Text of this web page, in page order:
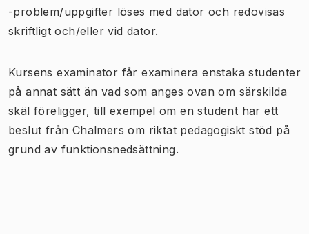
-problem/uppgifter löses med dator och redovisas
skriftligt och/eller vid dator.
Kursens examinator får examinera enstaka studenter
på annat sätt än vad som anges ovan om särskilda
skäl föreligger, till exempel om en student har ett
beslut från Chalmers om riktat pedagogiskt stöd på
grund av funktionsnedsättning.